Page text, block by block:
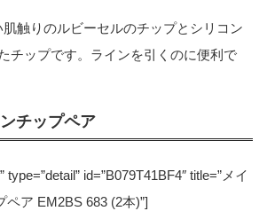
触りのルビーセルのチップとシリコン
チップです。ラインを引くのに便利で
チップペア
type=”detail” id=”B079T41BF4″ title=”メイ
ペア EM2BS 683 (2本)”]